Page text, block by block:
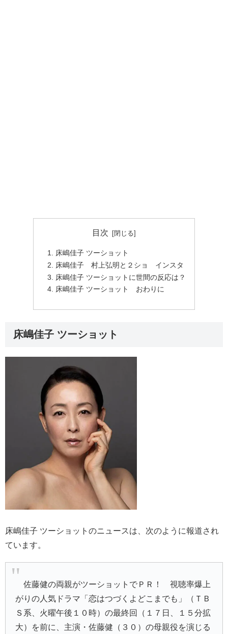
目次
床嶋佳子 ツーショット
床嶋佳子 村上弘明と２ショ インスタ
床嶋佳子 ツーショットに世間の反応は？
床嶋佳子 ツーショット おわりに
床嶋佳子 ツーショット
床嶋佳子 ツーショットのニュースは、次のように報道され
ています。
佐藤健の両親がツーショットでＰＲ！ 視聴率爆上
がりの人気ドラマ「恋はつづくよどこまでも」（ＴＢ
Ｓ系、火曜午後１０時）の最終回（１７日、１５分拡
大）を前に、主演・佐藤健（３０）の母親役を演じる